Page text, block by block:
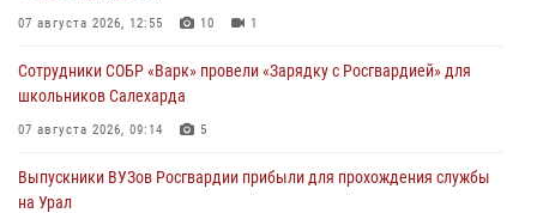
07 августа 2026, 12:55 10 1
Сотрудники СОБР «Варк» провели «Зарядку с Росгвардией» для
школьников Салехарда
07 августа 2026, 09:14 5
Выпускники ВУЗов Росгвардии прибыли для прохождения службы
на Урал